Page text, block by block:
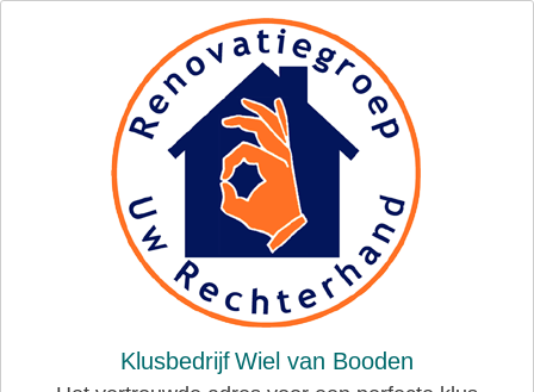
KlusbedrijfWiel van Booden